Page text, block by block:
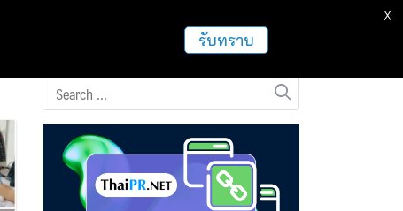
ฝากข่าวประชาสัมพันธ์
รับทราบ
X